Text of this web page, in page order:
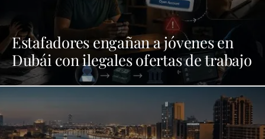
Estafadores engañan a jóvenes en
Dubái con ilegales ofertas de trabajo